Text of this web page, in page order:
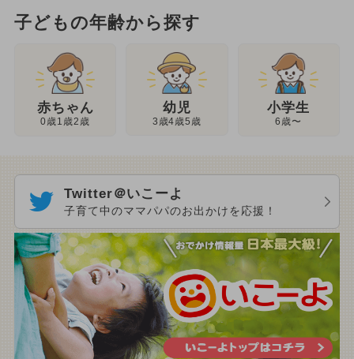
子どもの年齢から探す
赤ちゃん
0歳1歳2歳
幼児
3歳4歳5歳
小学生
6歳〜
Twitter＠いこーよ
子育て中のママパパのお出かけを応援！